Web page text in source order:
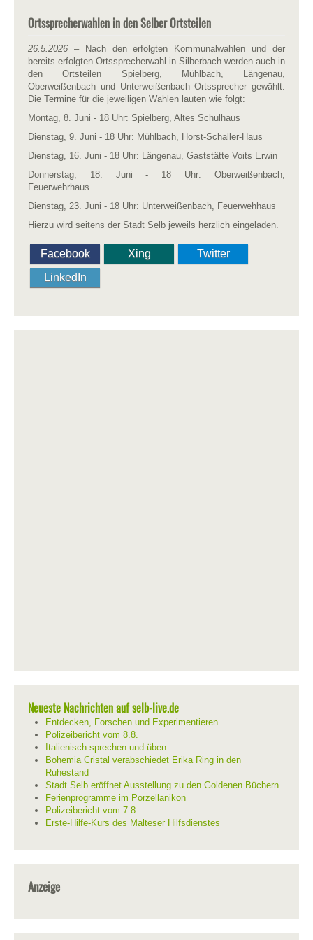
Ortssprecherwahlen in den Selber Ortsteilen
26.5.2026 – Nach den erfolgten Kommunalwahlen und der
bereits erfolgten Ortssprecherwahl in Silberbach werden auch in
den Ortsteilen Spielberg, Mühlbach, Längenau,
Oberweißenbach und Unterweißenbach Ortssprecher gewählt.
Die Termine für die jeweiligen Wahlen lauten wie folgt:
Montag, 8. Juni - 18 Uhr: Spielberg, Altes Schulhaus
Dienstag, 9. Juni - 18 Uhr: Mühlbach, Horst-Schaller-Haus
Dienstag, 16. Juni - 18 Uhr: Längenau, Gaststätte Voits Erwin
Donnerstag, 18. Juni - 18 Uhr: Oberweißenbach,
Feuerwehrhaus
Dienstag, 23. Juni - 18 Uhr: Unterweißenbach, Feuerwehhaus
Hierzu wird seitens der Stadt Selb jeweils herzlich eingeladen.
Facebook Xing
Twitter
LinkedIn
Neueste Nachrichten auf selb-live.de
Entdecken, Forschen und Experimentieren
Polizeibericht vom 8.8.
Italienisch sprechen und üben
Bohemia Cristal verabschiedet Erika Ring in den
Ruhestand
Stadt Selb eröffnet Ausstellung zu den Goldenen Büchern
Ferienprogramme im Porzellanikon
Polizeibericht vom 7.8.
Erste-Hilfe-Kurs des Malteser Hilfsdienstes
Anzeige